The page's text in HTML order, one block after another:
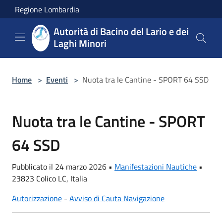
Salta al contenuto principale
Regione Lombardia
Autorità di Bacino del Lario e dei
Laghi Minori
Home > Eventi > Nuota tra le Cantine - SPORT 64 SSD
Nuota tra le Cantine - SPORT
64 SSD
Pubblicato il 24 marzo 2026 • Manifestazioni Nautiche •
23823 Colico LC, Italia
Autorizzazione - Avviso di Cauta Navigazione